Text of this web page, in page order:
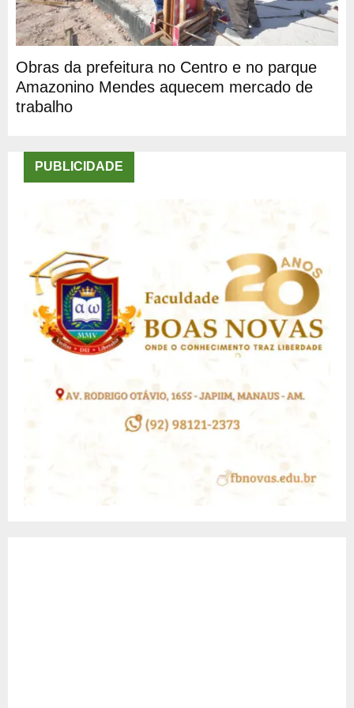
Obras da prefeitura no Centro e no parque
Amazonino Mendes aquecem mercado de
trabalho
PUBLICIDADE